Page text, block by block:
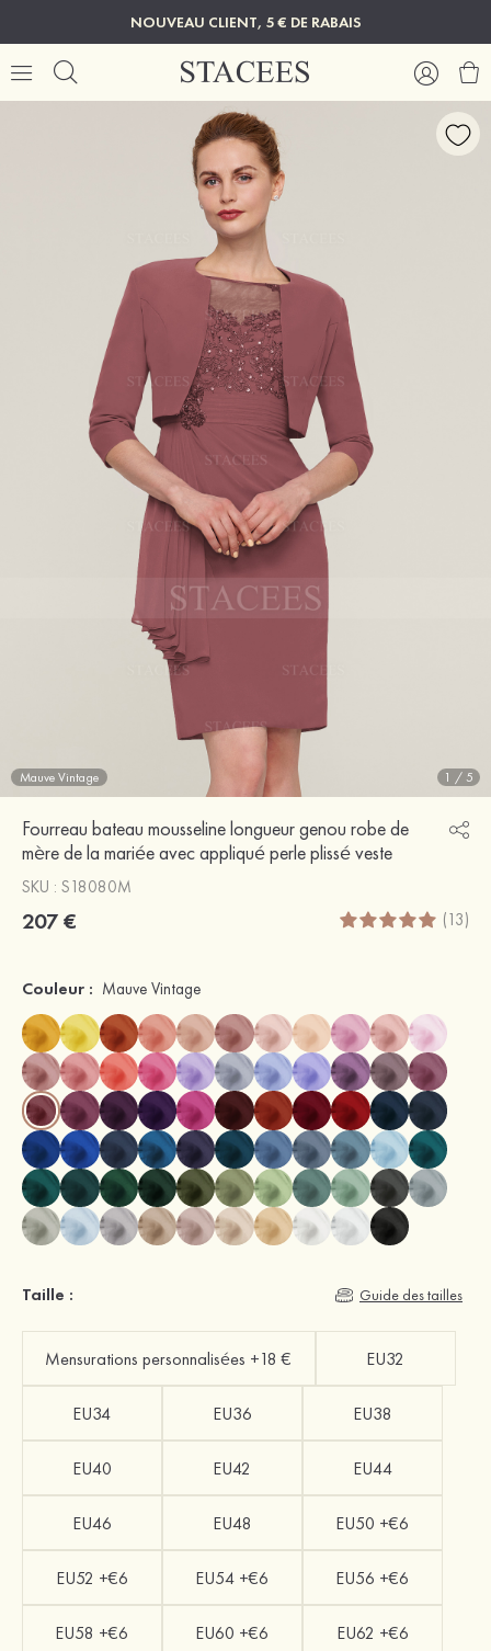
NOUVEAU CLIENT, 5 € DE RABAIS
Mauve Vintage 1 / 5
Fourreau bateau mousseline longueur genou robe de
mère de la mariée avec appliqué perle plissé veste
SKU : S18080M
207 € (13)
Couleur : Mauve Vintage
Taille : Guide des tailles
Mensurations personnalisées +18 € EU32
EU34 EU36 EU38
EU40 EU42 EU44
EU46 EU48 EU50 +€6
EU52 +€6 EU54 +€6 EU56 +€6
EU58 +€6 EU60 +€6 EU62 +€6